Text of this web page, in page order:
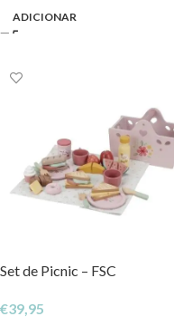
ADICIONAR
Set de Picnic – FSC
€39,95